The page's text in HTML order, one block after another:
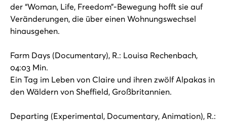
der “Woman, Life, Freedom”-Bewegung hofft sie auf
Veränderungen, die über einen Wohnungswechsel
hinausgehen.
Farm Days (Documentary), R.: Louisa Rechenbach,
04:03 Min.
Ein Tag im Leben von Claire und ihren zwölf Alpakas in
den Wäldern von Sheffield, Großbritannien.
Departing (Experimental, Documentary, Animation), R.: